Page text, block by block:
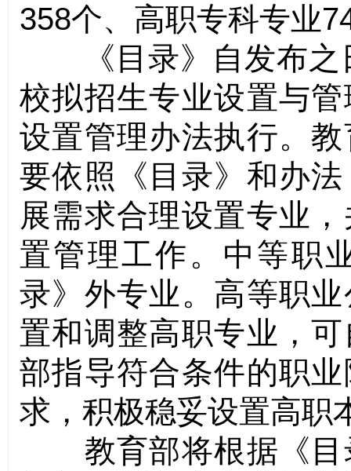
358个、高职专科专业
《目录》自发布之
校拟招生专业设置与
设置管理办法执行。
要依照《目录》和办
展需求合理设置专业
置管理工作。中等职
录》外专业。高等职
置和调整高职专业，
部指导符合条件的职
求，积极稳妥设置高职
教育部将根据《目